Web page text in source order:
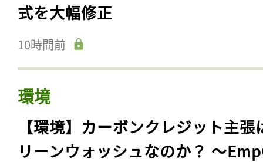
式を大幅修正
10時間前
環境
【環境】カーボンクレジット主張
リーンウォッシュなのか？ 〜